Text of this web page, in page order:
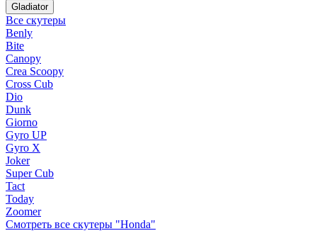
Gladiator
Все скутеры
Benly
Bite
Canopy
Crea Scoopy
Cross Cub
Dio
Dunk
Giorno
Gyro UP
Gyro X
Joker
Super Cub
Tact
Today
Zoomer
Смотреть все скутеры "Honda"